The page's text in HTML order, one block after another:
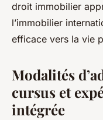
droit immobilier
l’immobilier
efficace vers la vie
Modalités
cursus et
intégrée